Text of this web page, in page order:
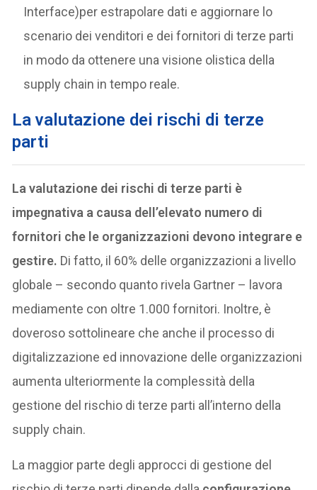
Interface)per estrapolare dati e aggiornare lo
scenario dei venditori e dei fornitori di terze parti
in modo da ottenere una visione olistica della
supply chain in tempo reale.
La valutazione dei rischi di terze
parti
La valutazione dei rischi di terze parti è
impegnativa a causa dell’elevato numero di
fornitori che le organizzazioni devono integrare e
gestire. Di fatto, il 60% delle organizzazioni a livello
globale – secondo quanto rivela Gartner – lavora
mediamente con oltre 1.000 fornitori. Inoltre, è
doveroso sottolineare che anche il processo di
digitalizzazione ed innovazione delle organizzazioni
aumenta ulteriormente la complessità della
gestione del rischio di terze parti all’interno della
supply chain.
La maggior parte degli approcci di gestione del